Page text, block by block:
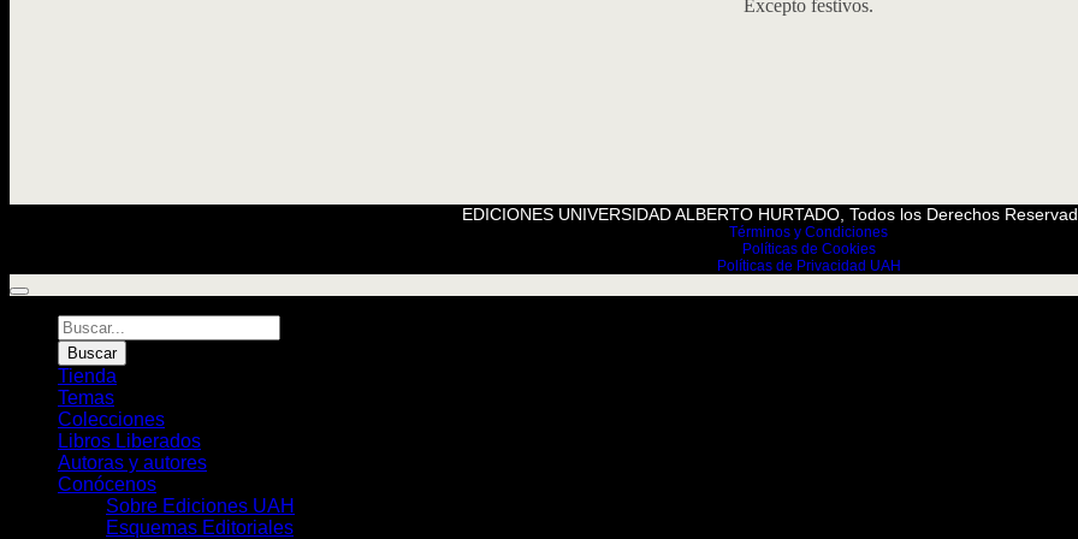
Excepto festivos.
EDICIONES UNIVERSIDAD ALBERTO HURTADO, Todos los Derechos
Términos y Condiciones
Políticas de Cookies
Políticas de Privacidad UAH
Búsqueda
de
Libros
Buscar
Tienda
Temas
Colecciones
Libros Liberados
Autoras y autores
Conócenos
Sobre Ediciones UAH
Esquemas Editoriales